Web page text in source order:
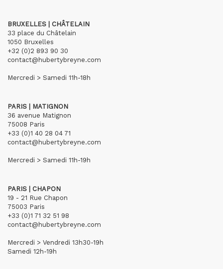
BRUXELLES | CHÂTELAIN
33 place du Châtelain
1050 Bruxelles
+32 (0)2 893 90 30
contact@hubertybreyne.com
Mercredi > Samedi 11h-18h
PARIS | MATIGNON
36 avenue Matignon
75008 Paris
+33 (0)1 40 28 04 71
contact@hubertybreyne.com
Mercredi > Samedi 11h-19h
PARIS | CHAPON
19 - 21 Rue Chapon
75003 Paris
+33 (0)1 71 32 51 98
contact@hubertybreyne.com
Mercredi > Vendredi 13h30-19h
Samedi 12h-19h